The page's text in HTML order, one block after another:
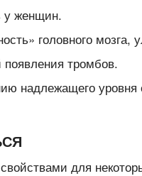
у женщин.
головного
тромбов.
надлежащего
для